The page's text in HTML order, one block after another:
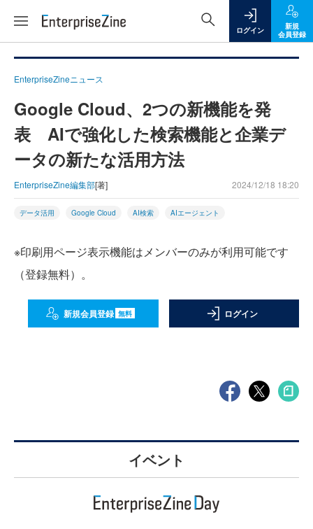
ログイン
新規
会員登録
EnterpriseZineニュース
Google Cloud、2つの新機能を発
表 AIで強化した検索機能と企業デ
ータの新たな活用方法
EnterpriseZine編集部[著] 2024/12/18 18:20
データ活用 Google Cloud AI検索 AIエージェント
※印刷用ページ表示機能はメンバーのみが利用可能です
（登録無料）。
新規会員登録 無料 ログイン
イベント